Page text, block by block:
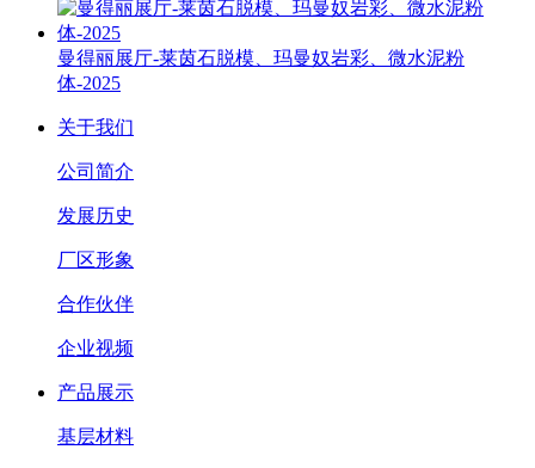
曼得丽展厅-莱茵石脱模、玛曼奴岩彩、微水泥粉
体-2025
关于我们
公司简介
发展历史
厂区形象
合作伙伴
企业视频
产品展示
基层材料